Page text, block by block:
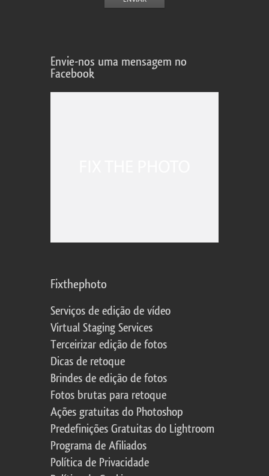
Envie-nos uma mensagem no
Facebook
Fixthephoto
Serviços de edição de vídeo
Virtual Staging Services
Terceirizar edição de fotos
Dicas de retoque
Brindes de edição de fotos
Fotos brutas para retoque
Ações gratuitas do Photoshop
Predefinições Gratuitas do Lightroom
Programa de Afiliados
Política de Privacidade